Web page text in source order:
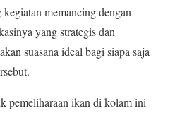
memancing dengan
yang strategis dan
suasana ideal bagi siapa saja
pemeliharaan ikan di kolam ini